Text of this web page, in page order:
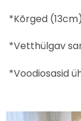
*Kõrged
*Vetthülgav
*Voodiosasid